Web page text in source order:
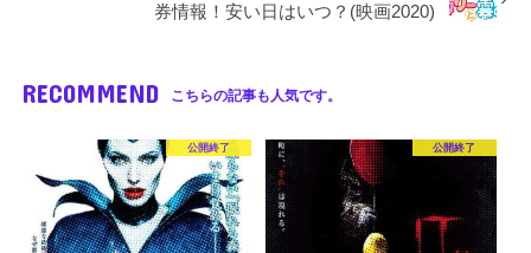
券情報！安い日はいつ？(映画2020)
RECOMMEND こちらの記事も人気です。
公開終了 公開終了